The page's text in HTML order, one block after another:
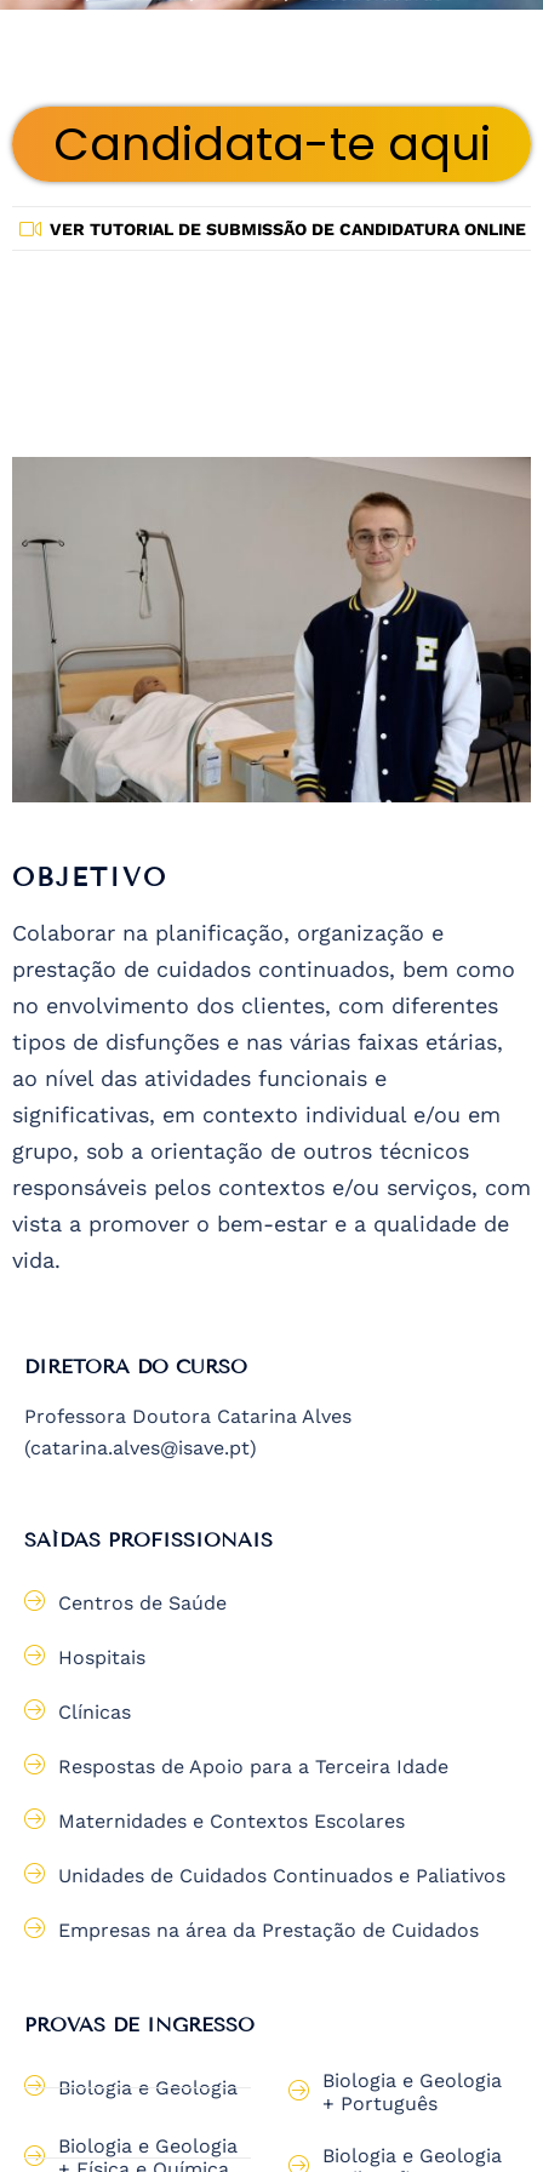
Candidata-te aqui
VER TUTORIAL DE SUBMISSÃO DE CANDIDATURA ONLINE
OBJETIVO
Colaborar na planificação, organização e
prestação de cuidados continuados, bem como
no envolvimento dos clientes, com diferentes
tipos de disfunções e nas várias faixas etárias,
ao nível das atividades funcionais e
significativas, em contexto individual e/ou em
grupo, sob a orientação de outros técnicos
responsáveis pelos contextos e/ou serviços, com
vista a promover o bem-estar e a qualidade de
vida.
DIRETORA DO CURSO
Professora Doutora Catarina Alves
(catarina.alves@isave.pt)
SAÍDAS PROFISSIONAIS
Centros de Saúde
Hospitais
Clínicas
Respostas de Apoio para a Terceira Idade
Maternidades e Contextos Escolares
Unidades de Cuidados Continuados e Paliativos
Empresas na área da Prestação de Cuidados
PROVAS DE INGRESSO
Biologia e Geologia
Biologia e Geologia
Biologia e Geologia
+ Português
Biologia e Geologia